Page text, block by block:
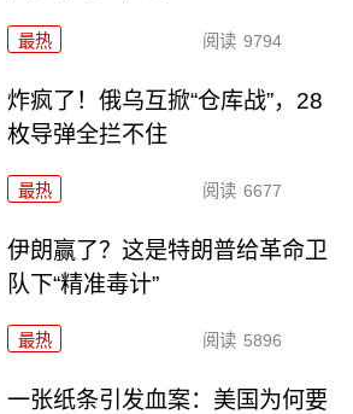
最热 阅读 9794
炸疯了！俄乌互掀“仓库战”，28
枚导弹全拦不住
最热 阅读 6677
伊朗赢了？这是特朗普给革命卫
队下“精准毒计”
最热 阅读 5896
一张纸条引发血案：美国为何要